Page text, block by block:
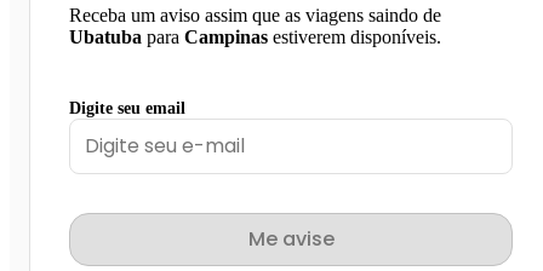
Receba um aviso assim que as viagens saindo de
Ubatuba para Campinas estiverem disponíveis.
Digite seu email
Me avise